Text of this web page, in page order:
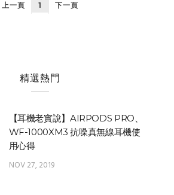
上一頁 1 下一頁
精選熱門
【耳機老實說】AIRPODS PRO、
WF-1000XM3 抗噪真無線耳機使
用心得
NOV 27, 2019